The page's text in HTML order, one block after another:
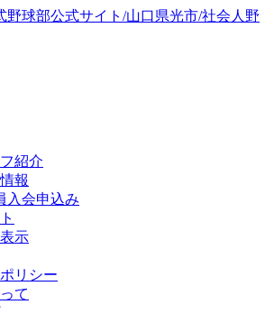
紹介
報
入会申込み
示
リシー
て